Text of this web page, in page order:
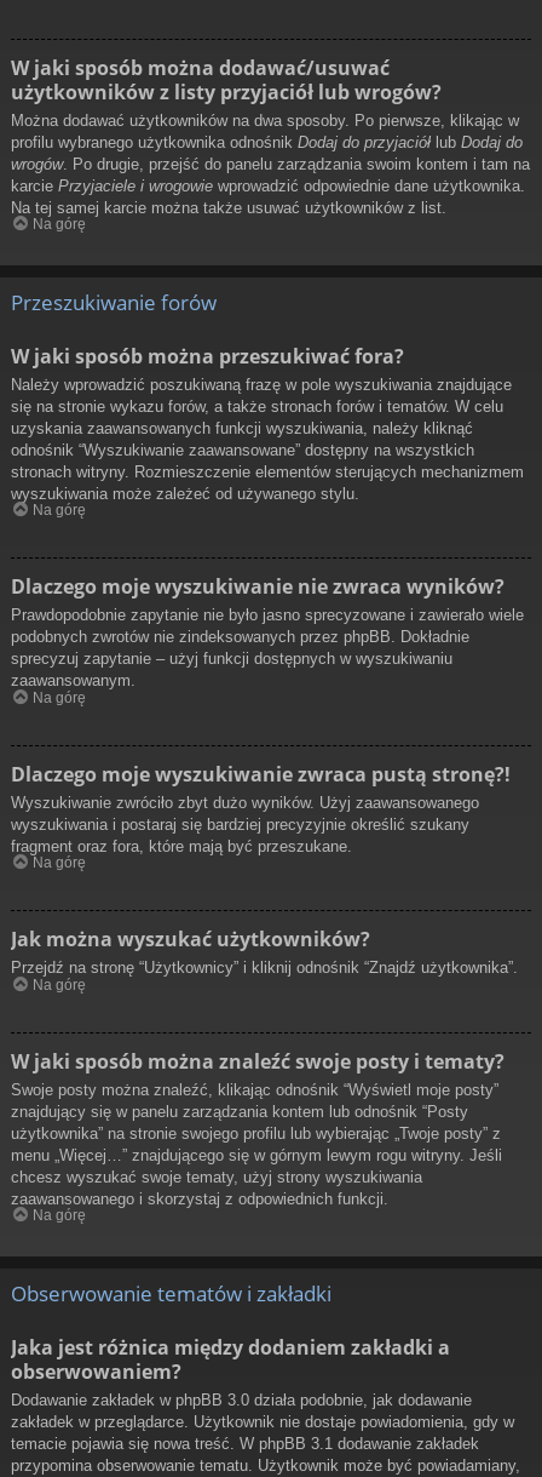
W jaki sposób można dodawać/usuwać
użytkowników z listy przyjaciół lub wrogów?
Można dodawać użytkowników na dwa sposoby. Po pierwsze, klikając w
profilu wybranego użytkownika odnośnik Dodaj do przyjaciół lub Dodaj do
wrogów. Po drugie, przejść do panelu zarządzania swoim kontem i tam na
karcie Przyjaciele i wrogowie wprowadzić odpowiednie dane użytkownika.
Na tej samej karcie można także usuwać użytkowników z list.
Na górę
Przeszukiwanie forów
W jaki sposób można przeszukiwać fora?
Należy wprowadzić poszukiwaną frazę w pole wyszukiwania znajdujące
się na stronie wykazu forów, a także stronach forów i tematów. W celu
uzyskania zaawansowanych funkcji wyszukiwania, należy kliknąć
odnośnik “Wyszukiwanie zaawansowane” dostępny na wszystkich
stronach witryny. Rozmieszczenie elementów sterujących mechanizmem
wyszukiwania może zależeć od używanego stylu.
Na górę
Dlaczego moje wyszukiwanie nie zwraca wyników?
Prawdopodobnie zapytanie nie było jasno sprecyzowane i zawierało wiele
podobnych zwrotów nie zindeksowanych przez phpBB. Dokładnie
sprecyzuj zapytanie – użyj funkcji dostępnych w wyszukiwaniu
zaawansowanym.
Na górę
Dlaczego moje wyszukiwanie zwraca pustą stronę?!
Wyszukiwanie zwróciło zbyt dużo wyników. Użyj zaawansowanego
wyszukiwania i postaraj się bardziej precyzyjnie określić szukany
fragment oraz fora, które mają być przeszukane.
Na górę
Jak można wyszukać użytkowników?
Przejdź na stronę “Użytkownicy” i kliknij odnośnik “Znajdź użytkownika”.
Na górę
W jaki sposób można znaleźć swoje posty i tematy?
Swoje posty można znaleźć, klikając odnośnik “Wyświetl moje posty”
znajdujący się w panelu zarządzania kontem lub odnośnik “Posty
użytkownika” na stronie swojego profilu lub wybierając „Twoje posty” z
menu „Więcej…” znajdującego się w górnym lewym rogu witryny. Jeśli
chcesz wyszukać swoje tematy, użyj strony wyszukiwania
zaawansowanego i skorzystaj z odpowiednich funkcji.
Na górę
Obserwowanie tematów i zakładki
Jaka jest różnica między dodaniem zakładki a
obserwowaniem?
Dodawanie zakładek w phpBB 3.0 działa podobnie, jak dodawanie
zakładek w przeglądarce. Użytkownik nie dostaje powiadomienia, gdy w
temacie pojawia się nowa treść. W phpBB 3.1 dodawanie zakładek
przypomina obserwowanie tematu. Użytkownik może być powiadamiany,